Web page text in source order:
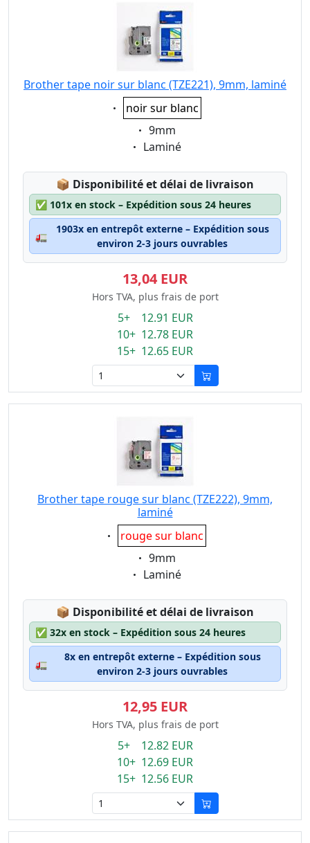
Brother tape noir sur blanc (TZE221), 9mm, laminé
Eigenschaft:
noir sur blanc
Eigenschaft:
9mm
Eigenschaft:
Laminé
📦 Lagerstatus:
Disponibilité et délai de livraison
✅ 101x en stock – Expédition sous 24 heures
🚛
1903x en entrepôt externe – Expédition sous
environ 2-3 jours ouvrables
13,04 EUR
Hors TVA, plus frais de port
5+ 12.91 EUR
10+ 12.78 EUR
15+ 12.65 EUR
Brother tape rouge sur blanc (TZE222), 9mm,
laminé
Eigenschaft:
rouge sur blanc
Eigenschaft:
9mm
Eigenschaft:
Laminé
📦 Lagerstatus:
Disponibilité et délai de livraison
✅ 32x en stock – Expédition sous 24 heures
🚛
8x en entrepôt externe – Expédition sous
environ 2-3 jours ouvrables
12,95 EUR
Hors TVA, plus frais de port
5+ 12.82 EUR
10+ 12.69 EUR
15+ 12.56 EUR